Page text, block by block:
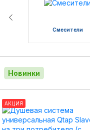
Смесители
Новинки
АКЦИЯ